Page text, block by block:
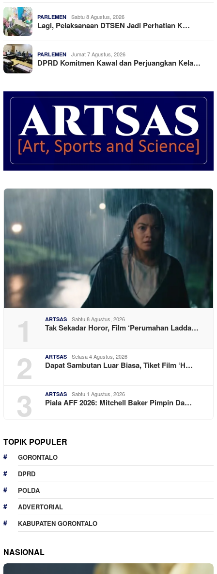
PARLEMEN Sabtu 8 Agustus, 2026
Lagi, Pelaksanaan DTSEN Jadi Perhatian K…
PARLEMEN Jumat 7 Agustus, 2026
DPRD Komitmen Kawal dan Perjuangkan Kela…
1 ARTSAS Sabtu 8 Agustus, 2026
Tak Sekadar Horor, Film ‘Perumahan Ladda…
2 ARTSAS Selasa 4 Agustus, 2026
Dapat Sambutan Luar Biasa, Tiket Film ‘H…
3 ARTSAS Sabtu 1 Agustus, 2026
Piala AFF 2026: Mitchell Baker Pimpin Da…
TOPIK POPULER
GORONTALO
DPRD
POLDA
ADVERTORIAL
KABUPATEN GORONTALO
NASIONAL